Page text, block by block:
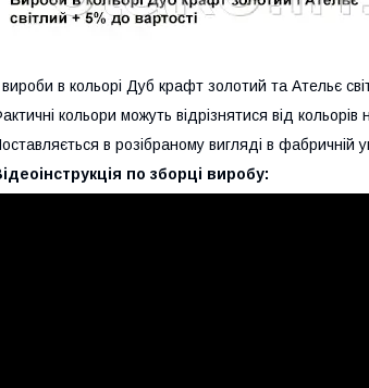
в кольорі Дуб крафт золотий та Ательє
кольори можуть відрізнятися від
в розібраному вигляді в фабричній
по зборці виробу: